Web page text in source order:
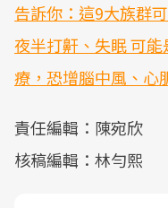
告訴你：這9大族群
夜半打鼾、失眠 可
療，恐增腦中風、心
責任編輯：陳宛欣
核稿編輯：林勻熙